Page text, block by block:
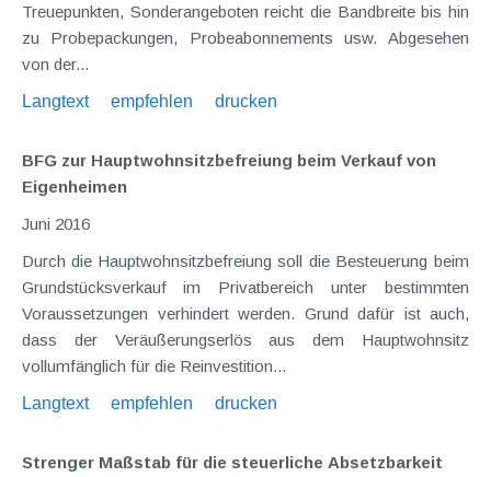
Treuepunkten, Sonderangeboten reicht die Bandbreite bis hin
zu Probepackungen, Probeabonnements usw. Abgesehen
von der...
Langtext
empfehlen drucken
BFG zur Hauptwohnsitzbefreiung beim Verkauf von
Eigenheimen
Juni 2016
Durch die Hauptwohnsitzbefreiung soll die Besteuerung beim
Grundstücksverkauf im Privatbereich unter bestimmten
Voraussetzungen verhindert werden. Grund dafür ist auch,
dass der Veräußerungserlös aus dem Hauptwohnsitz
vollumfänglich für die Reinvestition...
Langtext
empfehlen drucken
Strenger Maßstab für die steuerliche Absetzbarkeit